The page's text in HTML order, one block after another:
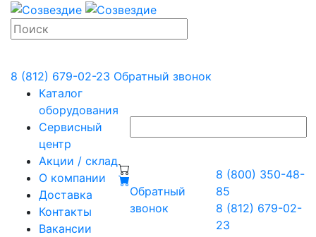
8 (812) 679-02-23 Обратный звонок
Каталог
оборудования
Сервисный
центр
Акции / склад
О компании
Доставка
Контакты
Вакансии
Обратный
звонок
8 (800) 350-48-
85
8 (812) 679-02-
23